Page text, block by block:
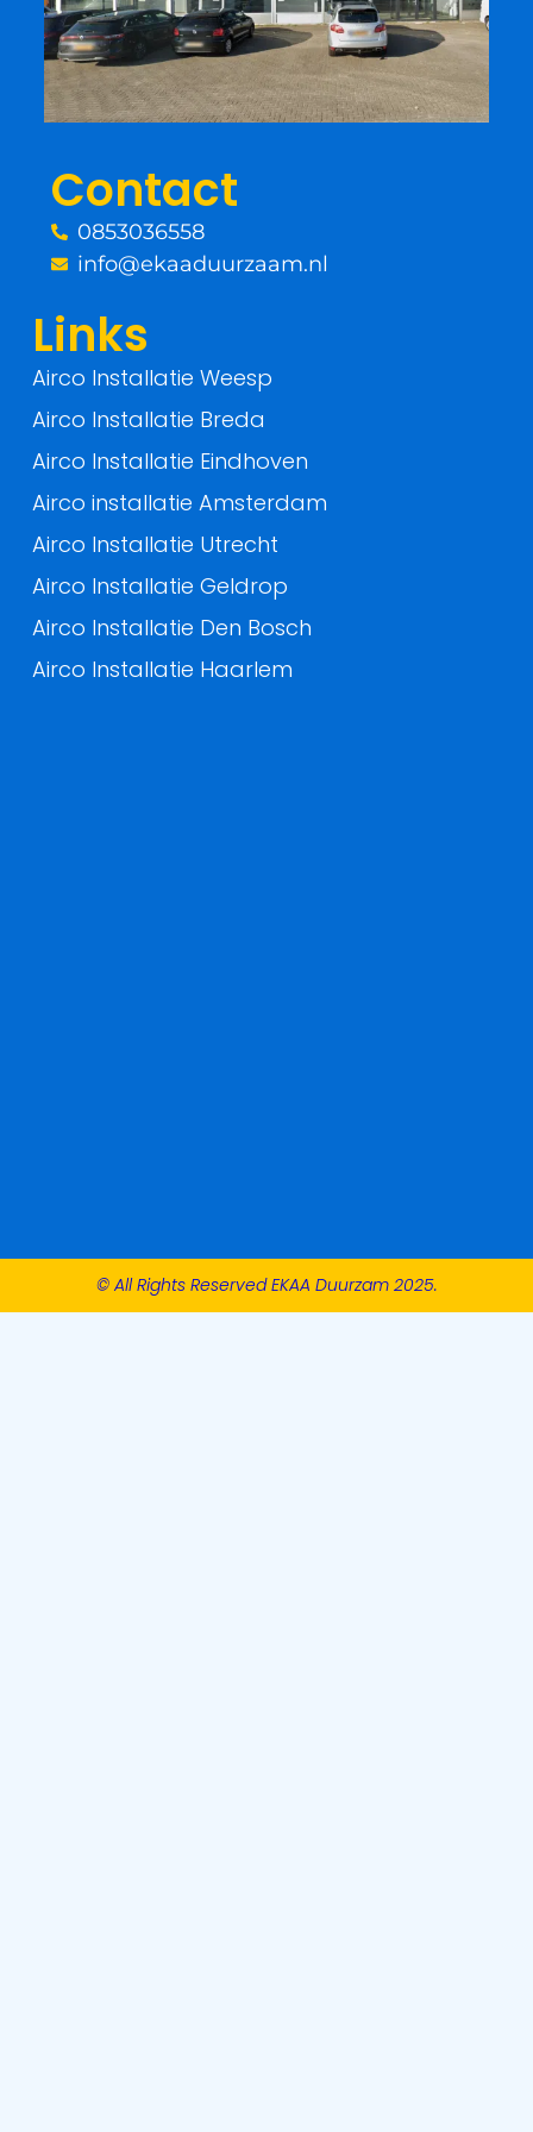
b
o
k
-
t
e
Contact
0853036558
info@ekaaduurzaam.nl
Links
Airco Installatie Weesp
Airco Installatie Breda
Airco Installatie Eindhoven
Airco installatie Amsterdam
Airco Installatie Utrecht
Airco Installatie Geldrop
Airco Installatie Den Bosch
Airco Installatie Haarlem
© All Rights Reserved EKAA Duurzam 2025.